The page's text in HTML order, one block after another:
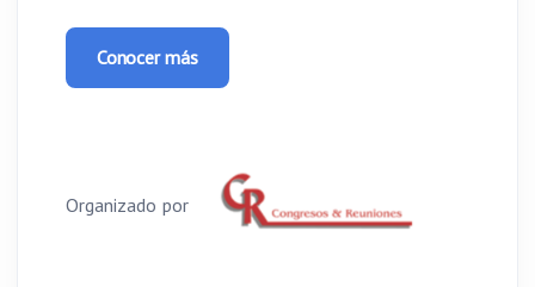
Conocer más
Organizado por